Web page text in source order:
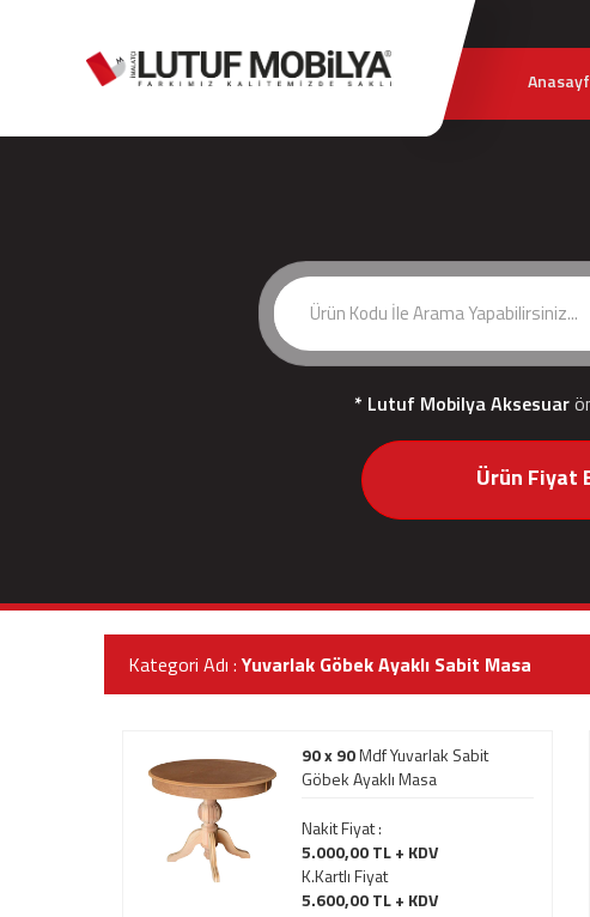
* Lutuf Mobilya Aksesuar
Ürün Fiyat
Kategori Adı :Yuvarlak Göbek Ayaklı Sabit Masa
90 x 90Mdf Yuvarlak Sabit
Göbek Ayaklı Masa
Nakit Fiyat :
5.000,00 TL + KDV
K.Kartlı Fiyat
5.600,00 TL + KDV